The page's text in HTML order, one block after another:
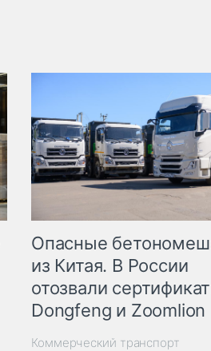
Опасные
из Китая. В России
отозвали
Dongfeng и Zoomlion
Коммерческий транспорт